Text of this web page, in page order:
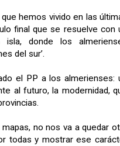
hemos vivido en las
final que se resuelve con
donde los
del sur’.
el PP a los almerienses:
al futuro, la modernidad,
no nos va a quedar
todas y mostrar ese